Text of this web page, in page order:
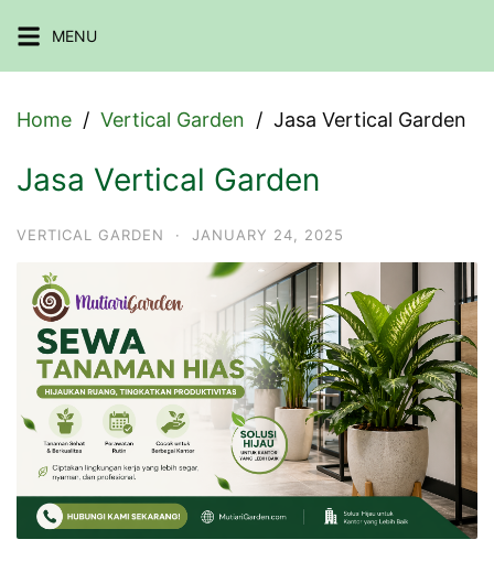
to
MENU
Home Vertical Garden Jasa Vertical Garden
Jasa Vertical Garden
VERTICAL GARDEN · JANUARY 24, 2025